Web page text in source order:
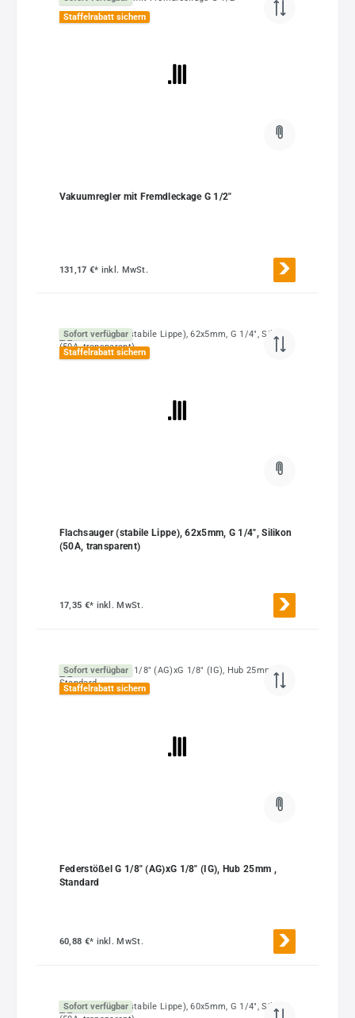
Staffelrabatt sichern
Vakuumregler mit Fremdleckage G 1/2"
131,17 €* inkl. MwSt.
Sofort verfügbar
Staffelrabatt sichern
Flachsauger (stabile Lippe), 62x5mm, G 1/4", Silikon
(50A, transparent)
17,35 €* inkl. MwSt.
Sofort verfügbar
Staffelrabatt sichern
Federstößel G 1/8" (AG)xG 1/8" (IG), Hub 25mm ,
Standard
60,88 €* inkl. MwSt.
Sofort verfügbar